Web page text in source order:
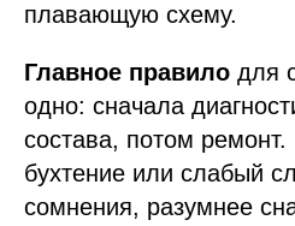
плавающую схему.
Главное правило для
одно: сначала
состава, потом
бухтение или слабый
сомнения, разумнее